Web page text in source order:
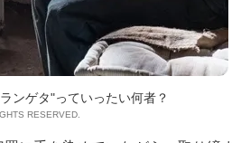
ンゲタ"っていったい何者？
RESERVED.